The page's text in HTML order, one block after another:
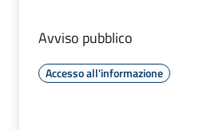
Avviso pubblico
Accesso all'informazione